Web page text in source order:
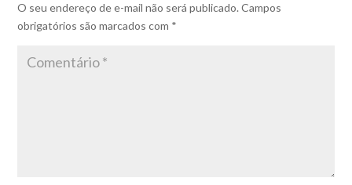
O seu endereço de e-mail não será publicado. Campos
obrigatórios são marcados com *